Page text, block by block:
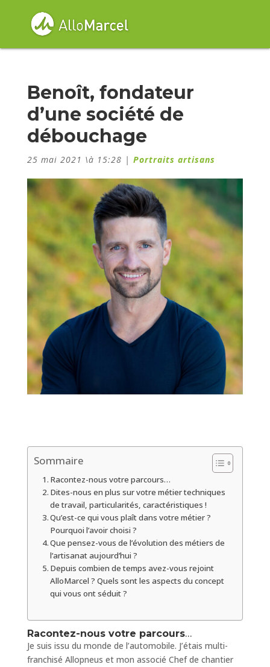
Benoît, fondateur
d’une société de
débouchage
25 mai 2021 \à 15:28 | Portraits artisans
Sommaire
Racontez-nous votre parcours…
Dites-nous en plus sur votre métier techniques
de travail, particularités, caractéristiques !
Qu’est-ce qui vous plaît dans votre métier ?
Pourquoi l’avoir choisi ?
Que pensez-vous de l’évolution des métiers de
l’artisanat aujourd’hui ?
Depuis combien de temps avez-vous rejoint
AlloMarcel ? Quels sont les aspects du concept
qui vous ont séduit ?
Racontez-nous votre parcours…
Je suis issu du monde de l’automobile. J’étais multi-
franchisé Allopneus et mon associé Chef de chantier